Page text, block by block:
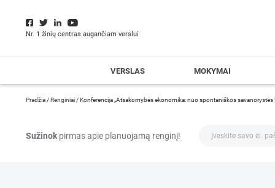
Nr. 1 žinių centras augančiam verslui
VERSLAS MOKYMAI
Pradžia /Renginiai /Konferencija „Atsakomybės ekonomika: nuo spontaniškos savanorystės
Sužinok pirmas apie planuojamą renginį!